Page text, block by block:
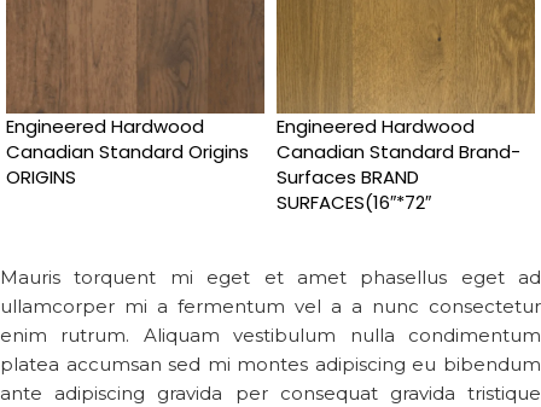
Engineered Hardwood
Canadian Standard Origins
ORIGINS
Engineered Hardwood
Canadian Standard Brand-
Surfaces BRAND
SURFACES(16″*72″
Mauris torquent mi eget et amet phasellus eget ad
ullamcorper mi a fermentum vel a a nunc consectetur
enim rutrum. Aliquam vestibulum nulla condimentum
platea accumsan sed mi montes adipiscing eu bibendum
ante adipiscing gravida per consequat gravida tristique